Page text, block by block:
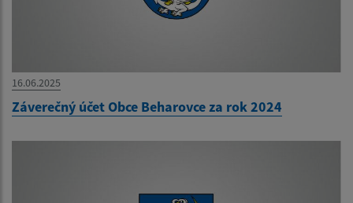
16.06.2025
Záverečný účet Obce Beharovce za rok 2024